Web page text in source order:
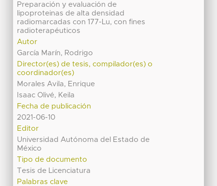
Preparación y evaluación de
lipoproteinas de alta densidad
radiomarcadas con 177-Lu, con fines
radioterapéuticos
Autor
García Marín, Rodrigo
Director(es) de tesis, compilador(es) o
coordinador(es)
Morales Avila, Enrique
Isaac Olivé, Keila
Fecha de publicación
2021-06-10
Editor
Universidad Autónoma del Estado de
México
Tipo de documento
Tesis de Licenciatura
Palabras clave